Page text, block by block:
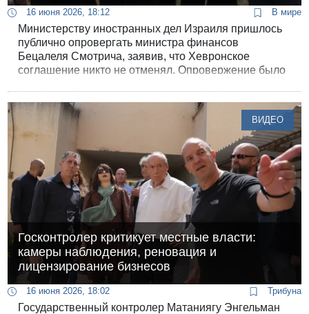
16 июня 2026, 18:12 В мире
Министерству иностранных дел Израиля пришлось
публично опровергать министра финансов
Бецалеля Смотрича, заявив, что Хевронское
соглашение никто не отменял. Опровержение было
отменили хевронские соглашения».
ВИДЕО
Госконтролер критикует местные власти:
камеры наблюдения, реновация и
лицензирование бизнесов
16 июня 2026, 18:02 Трибуна
Государственный контролер Матаниягу Энгельман